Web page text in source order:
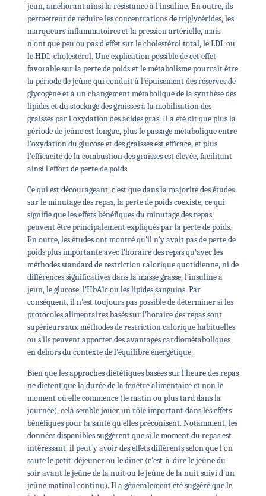
jeun, améliorant ainsi la résistance à l'insuline. En outre, ils
permettent de réduire les concentrations de triglycérides, les
marqueurs inflammatoires et la pression artérielle, mais
n'ont que peu ou pas d'effet sur le cholestérol total, le LDL ou
le HDL-cholestérol. Une explication possible de cet effet
favorable sur la perte de poids et le métabolisme pourrait être
la période de jeûne qui conduit à l'épuisement des réserves de
glycogène et à un changement métabolique de la synthèse des
lipides et du stockage des graisses à la mobilisation des
graisses par l'oxydation des acides gras. Il a été dit que plus la
période de jeûne est longue, plus le passage métabolique entre
l'oxydation du glucose et des graisses est efficace, et plus
l'efficacité de la combustion des graisses est élevée, facilitant
ainsi l'effort de perte de poids.
Ce qui est décourageant, c'est que dans la majorité des études
sur le minutage des repas, la perte de poids coexiste, ce qui
signifie que les effets bénéfiques du minutage des repas
peuvent être principalement expliqués par la perte de poids.
En outre, les études ont montré qu'il n'y avait pas de perte de
poids plus importante avec l'horaire des repas qu'avec les
méthodes standard de restriction calorique quotidienne, ni de
différences significatives dans la masse grasse, l'insuline à
jeun, le glucose, l'HbA1c ou les lipides sanguins. Par
conséquent, il n'est toujours pas possible de déterminer si les
protocoles alimentaires basés sur l'horaire des repas sont
supérieurs aux méthodes de restriction calorique habituelles
ou s'ils peuvent apporter des avantages cardiométaboliques
en dehors du contexte de l'équilibre énergétique.
Bien que les approches diététiques basées sur l'heure des repas
ne dictent que la durée de la fenêtre alimentaire et non le
moment où elle commence (le matin ou plus tard dans la
journée), cela semble jouer un rôle important dans les effets
bénéfiques pour la santé qu'elles préconisent. Notamment, les
données disponibles suggèrent que si le moment du repas est
intéressant, il peut y avoir des effets différents selon que l'on
saute le petit-déjeuner ou le dîner (c'est-à-dire le jeûne du
soir avant le jeûne de la nuit ou le jeûne de la nuit suivi d'un
jeûne matinal continu). Il a généralement été suggéré que le